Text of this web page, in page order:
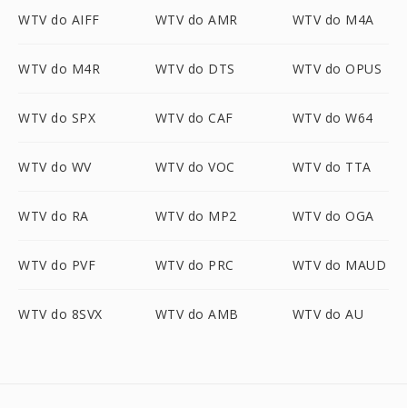
WTV do AIFF WTV do AMR WTV do M4A
WTV do M4R WTV do DTS WTV do OPUS
WTV do SPX WTV do CAF WTV do W64
WTV do WV WTV do VOC WTV do TTA
WTV do RA WTV do MP2 WTV do OGA
WTV do PVF WTV do PRC WTV do MAUD
WTV do 8SVX WTV do AMB WTV do AU